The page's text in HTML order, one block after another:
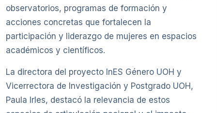
observatorios, programas de formación y
acciones concretas que fortalecen la
participación y liderazgo de mujeres en espacios
académicos y científicos.
La directora del proyecto InES Género UOH y
Vicerrectora de Investigación y Postgrado UOH,
Paula Irles, destacó la relevancia de estos